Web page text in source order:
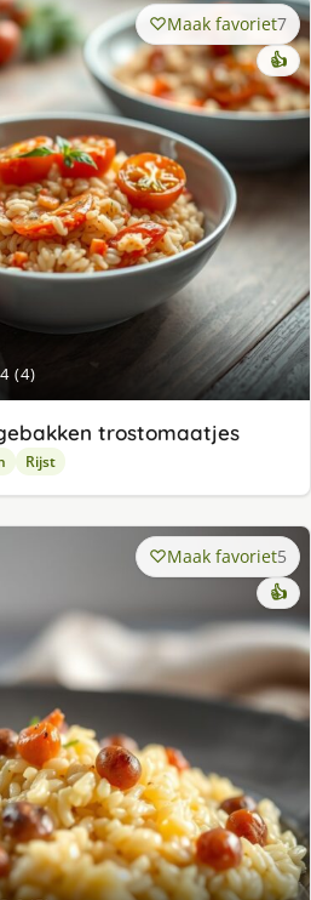
4 (4)
Maak favoriet7
👍
trostomaatjes
Rijst
Maak favoriet5
👍